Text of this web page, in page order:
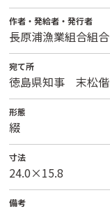
作者・発給者・発行者
長原浦漁業組合組
宛て所
徳島県知事 末松
形態
綴
寸法
24.0×15.8
備考